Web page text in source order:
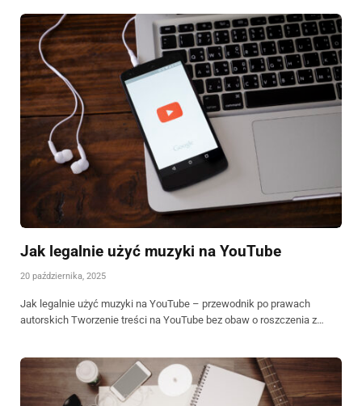
Jak legalnie użyć muzyki na YouTube
20 października, 2025
Jak legalnie użyć muzyki na YouTube – przewodnik po prawach
autorskich Tworzenie treści na YouTube bez obaw o roszczenia z…